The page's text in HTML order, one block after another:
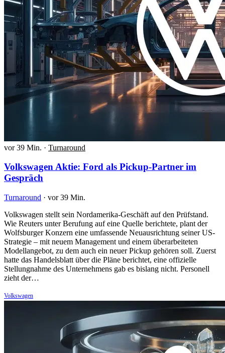
vor 39 Min. · Turnaround
Volkswagen Aktie: Ford als Pickup-Partner im
Gespräch
Turnaround · vor 39 Min.
Volkswagen stellt sein Nordamerika-Geschäft auf den Prüfstand.
Wie Reuters unter Berufung auf eine Quelle berichtete, plant der
Wolfsburger Konzern eine umfassende Neuausrichtung seiner US-
Strategie – mit neuem Management und einem überarbeiteten
Modellangebot, zu dem auch ein neuer Pickup gehören soll. Zuerst
hatte das Handelsblatt über die Pläne berichtet, eine offizielle
Stellungnahme des Unternehmens gab es bislang nicht. Personell
zieht der…
Volkswagen